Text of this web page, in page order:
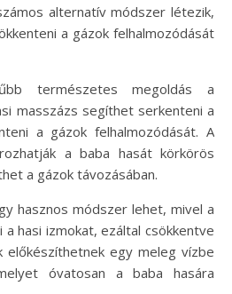
alternatív módszer létezik,
a gázok felhalmozódását
természetes megoldás a
masszázs segíthet serkenteni a
a gázok felhalmozódását. A
a baba hasát körkörös
a gázok távozásában.
hasznos módszer lehet, mivel a
hasi izmokat, ezáltal csökkentve
előkészíthetnek egy meleg vízbe
óvatosan a baba hasára